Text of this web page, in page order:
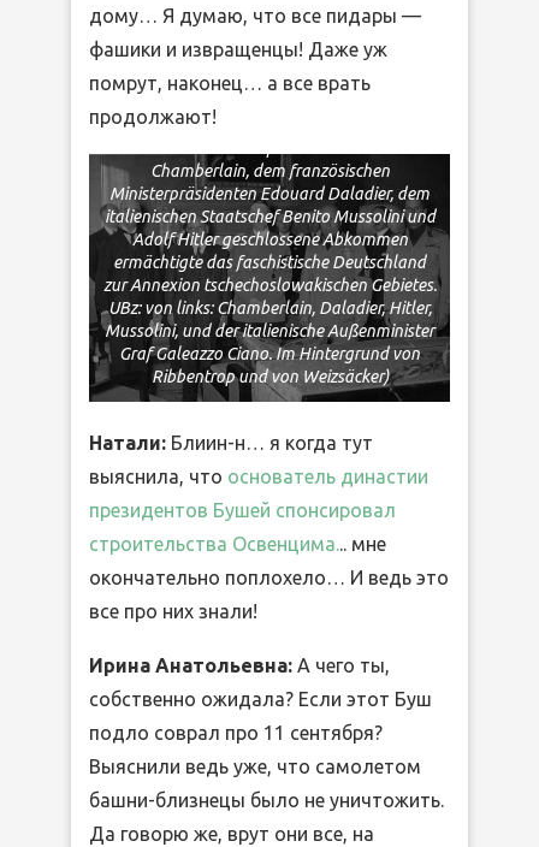
дому… Я думаю, что все пидары —
фашики и извращенцы! Даже уж
помрут, наконец… а все врать
продолжают!
Гитлера и Муссолини на новую мировую
область, принадлежавшую Чехословакии
(Zentralbild Das Münchner Abkommen vom
Das am 29.9.1938 in München zwischen dem
Chamberlain, dem französischen
Ministerpräsidenten Edouard Daladier, dem
italienischen Staatschef Benito Mussolini und
Adolf Hitler geschlossene Abkommen
ermächtigte das faschistische Deutschland
zur Annexion tschechoslowakischen Gebietes.
UBz: von links: Chamberlain, Daladier, Hitler,
Mussolini, und der italienische Außenminister
Graf Galeazzo Ciano. Im Hintergrund von
Ribbentrop und von Weizsäcker)
Натали: Блиин-н… я когда тут
выяснила, что основатель династии
президентов Бушей спонсировал
строительства Освенцима... мне
окончательно поплохело… И ведь это
все про них знали!
Ирина Анатольевна: А чего ты,
собственно ожидала? Если этот Буш
подло соврал про 11 сентября?
Выяснили ведь уже, что самолетом
башни-близнецы было не уничтожить.
Да говорю же, врут они все, на